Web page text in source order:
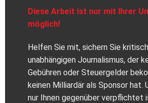
Diese Arbeit ist nur mit Ihrer
möglich!
Helfen Sie mit, sichern Sie
unabhängigen Journalismus, der
Gebühren oder Steuergelder
keinen Milliardär als Sponsor hat.
nur Ihnen gegenüber verpflichtet